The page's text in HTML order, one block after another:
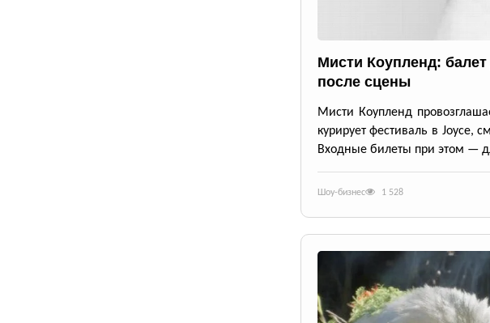
Мисти Коупленд:
после сцены
Мисти Коупленд
курирует фестиваль в Joyce,
Входные билеты при этом —
Шоу-бизнес 1 528